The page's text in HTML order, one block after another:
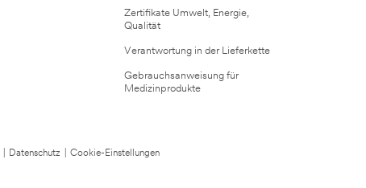
Zertifikate Umwelt, Energie,
Qualität
Verantwortung in der Lieferkette
Gebrauchsanweisung für
Medizinprodukte
Datenschutz
Cookie-Einstellungen